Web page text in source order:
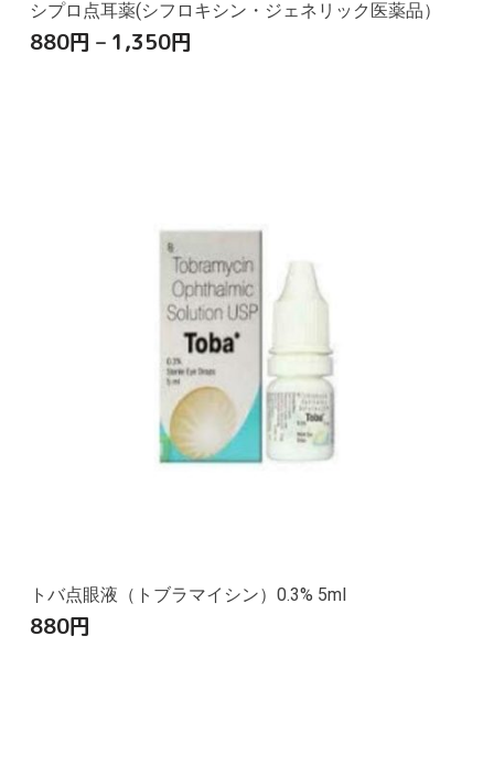
シプロ点耳薬(シフロキシン・ジェネリック医薬品）
880円 – 1,350円
トバ点眼液（トブラマイシン）0.3% 5ml
880円